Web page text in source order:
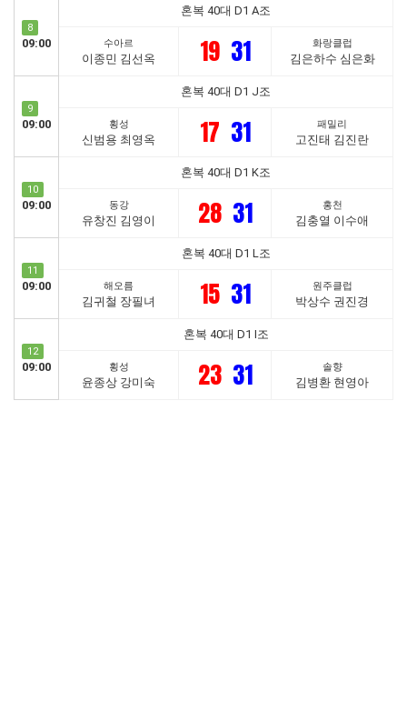
8
09:00
혼복 40대 D1 A조
수아르
이종민 김선옥 19 31 화랑클럽
김은하수 심은화
9
09:00
혼복 40대 D1 J조
횡성
신범용 최영옥 17 31 패밀리
고진태 김진란
10
09:00
혼복 40대 D1 K조
동강
유창진 김영이 28 31 홍천
김충열 이수애
11
09:00
혼복 40대 D1 L조
해오름
김귀철 장필녀 15 31 원주클럽
박상수 권진경
12
09:00
혼복 40대 D1 I조
횡성
윤종상 강미숙 23 31 솔향
김병환 현영아